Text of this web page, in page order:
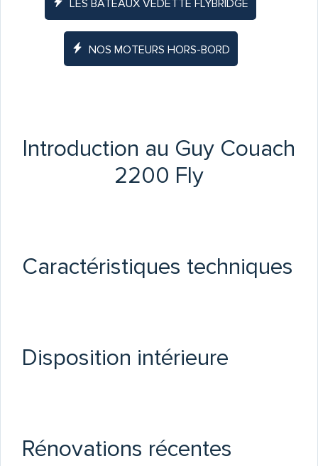
LES BATEAUX VEDETTE FLYBRIDGE
NOS MOTEURS HORS-BORD
Introduction au Guy Couach
2200 Fly
Caractéristiques techniques
Disposition intérieure
Rénovations récentes